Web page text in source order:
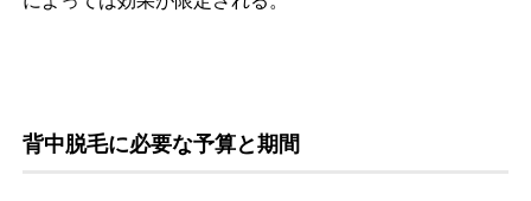
背中脱毛に必要な予算と期間